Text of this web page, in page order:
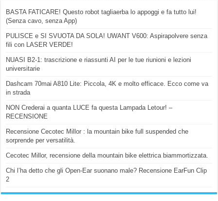
BASTA FATICARE! Questo robot tagliaerba lo appoggi e fa tutto lui!
(Senza cavo, senza App)
PULISCE e SI SVUOTA DA SOLA! UWANT V600: Aspirapolvere senza
fili con LASER VERDE!
NUASI B2-1: trascrizione e riassunti AI per le tue riunioni e lezioni
universitarie
Dashcam 70mai A810 Lite: Piccola, 4K e molto efficace. Ecco come va
in strada
NON Crederai a quanta LUCE fa questa Lampada Letour! –
RECENSIONE
Recensione Cecotec Millor : la mountain bike full suspended che
sorprende per versatilità.
Cecotec Millor, recensione della mountain bike elettrica biammortizzata.
Chi l’ha detto che gli Open-Ear suonano male? Recensione EarFun Clip
2